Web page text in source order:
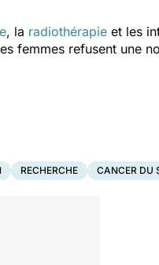
, la radiothérapie et les
femmes refusent une
RECHERCHE CANCER DU